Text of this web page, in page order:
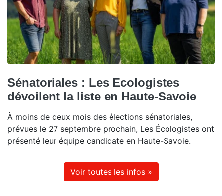
Sénatoriales : Les Ecologistes
dévoilent la liste en Haute-Savoie
À moins de deux mois des élections sénatoriales,
prévues le 27 septembre prochain, Les Écologistes ont
présenté leur équipe candidate en Haute-Savoie.
Voir toutes les infos »